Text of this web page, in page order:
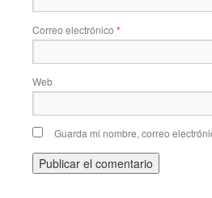
Correo electrónico *
Web
Guarda mi nombre, correo